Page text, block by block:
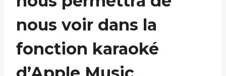
nous voir dans la
fonction karaoké